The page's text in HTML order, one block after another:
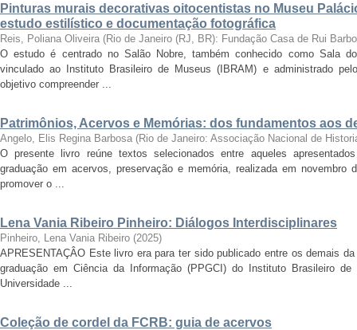
Pinturas murais decorativas oitocentistas no Museu
estudo estilístico e documentação fotográfica
Reis, Poliana Oliveira (Rio de Janeiro (RJ, BR): Fundação Casa de Rui
O estudo é centrado no Salão Nobre, também conhecido como Sala
vinculado ao Instituto Brasileiro de Museus (IBRAM) e administrado
objetivo compreender ...
Patrimônios, Acervos e Memórias: dos fundamentos aos
Angelo, Elis Regina Barbosa (Rio de Janeiro: Associação Nacional de
O presente livro reúne textos selecionados entre aqueles
graduação em acervos, preservação e memória, realizada em novembro
promover o ...
Lena Vania Ribeiro Pinheiro: Diálogos Interdisciplinares
Pinheiro, Lena Vania Ribeiro (2025)
APRESENTAÇÂO Este livro era para ter sido publicado entre os demais
graduação em Ciência da Informação (PPGCI) do Instituto Brasileiro
Universidade ...
Coleção de cordel da FCRB: guia de acervos